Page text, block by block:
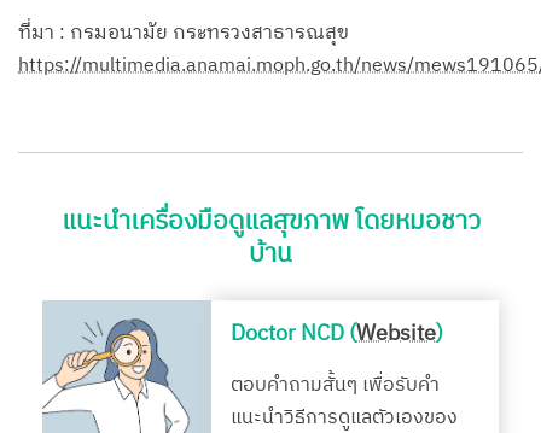
ที่มา : กรมอนามัย กระทรวงสาธารณสุข
https://multimedia.anamai.moph.go.th/news/
แนะนำเครื่องมือดูแลสุขภาพ โดยหมอชาว
บ้าน
Doctor NCD (Website)
ตอบคำถามสั้นๆ เพื่อรับคำ
แนะนำวิธีการดูแลตัวเองของ